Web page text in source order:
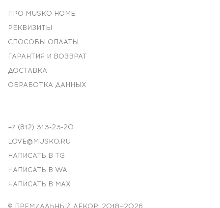
ПРО MUSKO HOME
РЕКВИЗИТЫ
СПОСОБЫ ОПЛАТЫ
ГАРАНТИЯ И ВОЗВРАТ
ДОСТАВКА
ОБРАБОТКА ДАННЫХ
© ПРЕМИАЛЬНЫЙ ДЕКОР, 2018—2026
+7 (812) 313-23-20
LOVE@MUSKO.RU
НАПИСАТЬ В TG
НАПИСАТЬ В WA
НАПИСАТЬ В MAX